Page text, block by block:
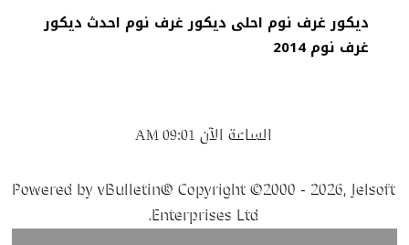
ديكور غرف نوم احلى ديكور غرف نوم احدث ديكور
غرف نوم 2014
الساعة الآن 09:01 AM
Powered by vBulletin® Copyright ©2000 - 2026, Jelsoft
Enterprises Ltd.